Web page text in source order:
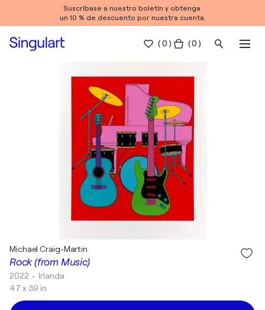
Suscríbase a nuestro boletín y obtenga
un 10 % de descuento por nuestra cuenta.
(0 ) ( 0 )
Rock (from Music)
Michael Craig-Martin
2022 • Irlanda
47 x 39 in